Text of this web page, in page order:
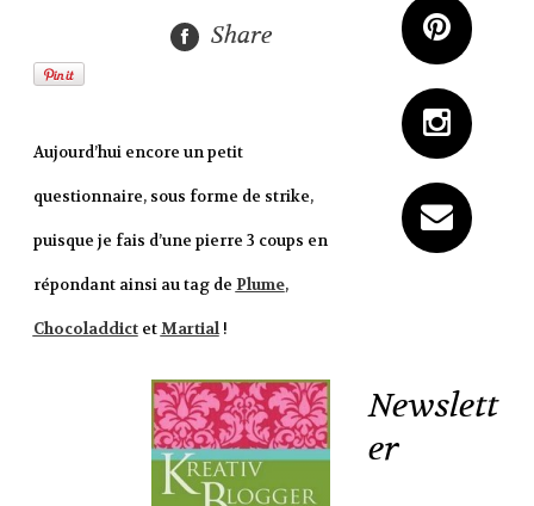
Share
Aujourd’hui encore un petit
questionnaire, sous forme de strike,
puisque je fais d’une pierre 3 coups en
répondant ainsi au tag de Plume,
ChocoladdictetMartial!
Newslett
er